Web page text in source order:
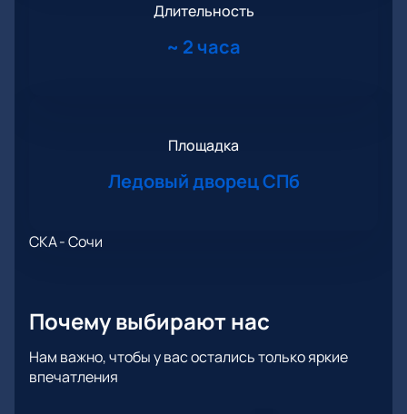
Длительность
~ 2 часа
Площадка
Ледовый дворец СПб
СКА - Сочи
Почему выбирают нас
Нам важно, чтобы у вас остались только яркие
впечатления